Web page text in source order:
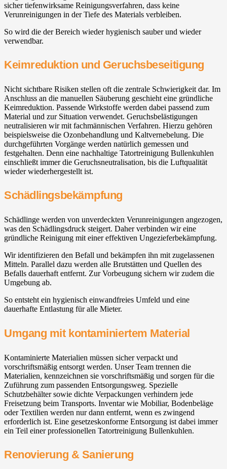
sicher tiefenwirksame Reinigungsverfahren, dass keine
Verunreinigungen in der Tiefe des Materials verbleiben.
So wird die der Bereich wieder hygienisch sauber und wieder
verwendbar.
Keimreduktion und Geruchsbeseitigung
Nicht sichtbare Risiken stellen oft die zentrale Schwierigkeit dar. Im
Anschluss an die manuellen Säuberung geschieht eine gründliche
Keimreduktion. Passende Wirkstoffe werden dabei passend zum
Material und zur Situation verwendet. Geruchsbelästigungen
neutralisieren wir mit fachmännischen Verfahren. Hierzu gehören
beispielsweise die Ozonbehandlung und Kaltvernebelung. Die
durchgeführten Vorgänge werden natürlich gemessen und
festgehalten. Denn eine nachhaltige Tatortreinigung Bullenkuhlen
einschließt immer die Geruchsneutralisation, bis die Luftqualität
wieder wiederhergestellt ist.
Schädlingsbekämpfung
Schädlinge werden von unverdeckten Verunreinigungen angezogen,
was den Schädlingsdruck steigert. Daher verbinden wir eine
gründliche Reinigung mit einer effektiven Ungezieferbekämpfung.
Wir identifizieren den Befall und bekämpfen ihn mit zugelassenen
Mitteln. Parallel dazu werden alle Brutstätten und Quellen des
Befalls dauerhaft entfernt. Zur Vorbeugung sichern wir zudem die
Umgebung ab.
So entsteht ein hygienisch einwandfreies Umfeld und eine
dauerhafte Entlastung für alle Mieter.
Umgang mit kontaminiertem Material
Kontaminierte Materialien müssen sicher verpackt und
vorschriftsmäßig entsorgt werden. Unser Team trennen die
Materialien, kennzeichnen sie vorschriftsmäßig und sorgen für die
Zuführung zum passenden Entsorgungsweg. Spezielle
Schutzbehälter sowie dichte Verpackungen verhindern jede
Freisetzung beim Transports. Inventar wie Mobiliar, Bodenbeläge
oder Textilien werden nur dann entfernt, wenn es zwingend
erforderlich ist. Eine gesetzeskonforme Entsorgung ist dabei immer
ein Teil einer professionellen Tatortreinigung Bullenkuhlen.
Renovierung & Sanierung